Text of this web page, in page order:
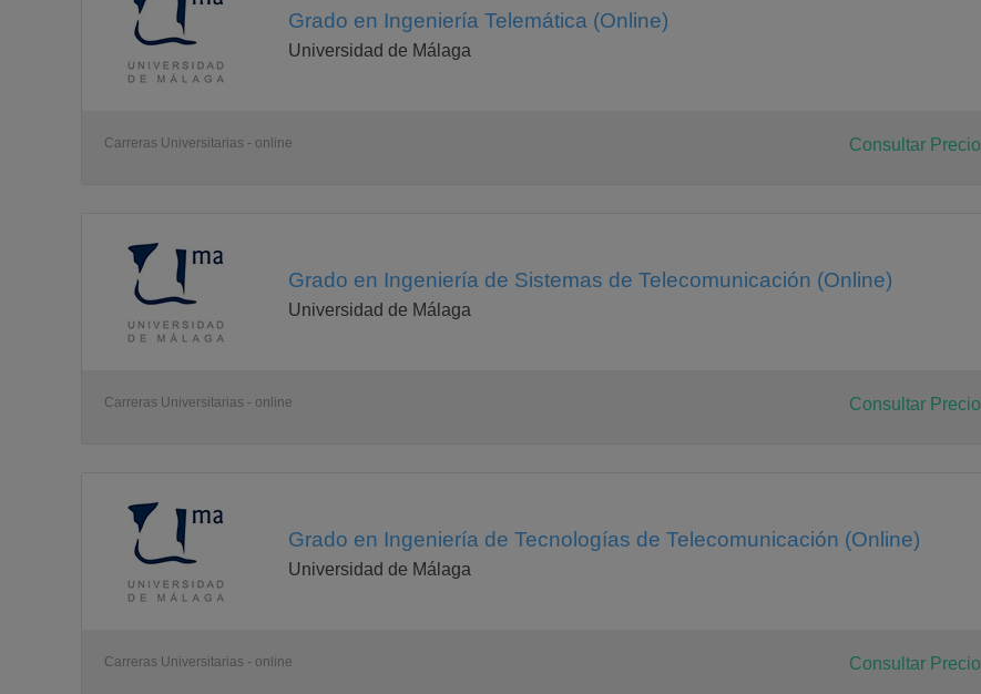
Grado en Ingeniería Telemática (Online)
Universidad de Málaga
Carreras Universitarias - online Consultar Precio
Grado en Ingeniería de Sistemas de Telecomunicación (Online)
Universidad de Málaga
Carreras Universitarias - online Consultar Precio
Grado en Ingeniería de Tecnologías de Telecomunicación (Online)
Universidad de Málaga
Carreras Universitarias - online Consultar Precio